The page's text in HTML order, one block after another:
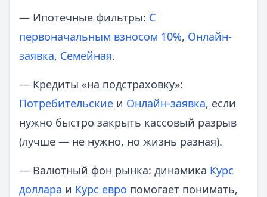
— Ипотечные фильтры: С
первоначальным взносом 10%, Онлайн-
заявка, Семейная.
— Кредиты «на подстраховку»:
Потребительские и Онлайн-заявка, если
нужно быстро закрыть кассовый разрыв
(лучше — не нужно, но жизнь разная).
— Валютный фон рынка: динамика Курс
доллара и Курс евро помогает понимать,